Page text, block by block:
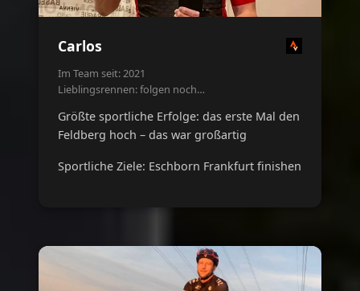
Carlos
Im Team seit: 2021
Lieblingsrennen: folgen noch…
Größte sportliche Erfolge: das erste Mal den
Feldberg hoch – das war großartig
Sportliche Ziele: Eschborn Frankfurt finishen